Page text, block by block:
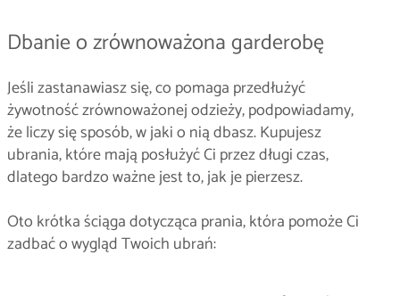
Dbanie o zrównoważona garderobę
Jeśli zastanawiasz się, co pomaga przedłużyć
żywotność zrównoważonej odzieży, podpowiadamy,
że liczy się sposób, w jaki o nią dbasz. Kupujesz
ubrania, które mają posłużyć Ci przez długi czas,
dlatego bardzo ważne jest to, jak je pierzesz.
Oto krótka ściąga dotycząca prania, która pomoże Ci
zadbać o wygląd Twoich ubrań: